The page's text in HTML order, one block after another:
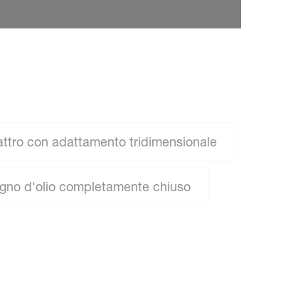
con adattamento tridimensionale
d'olio completamente chiuso